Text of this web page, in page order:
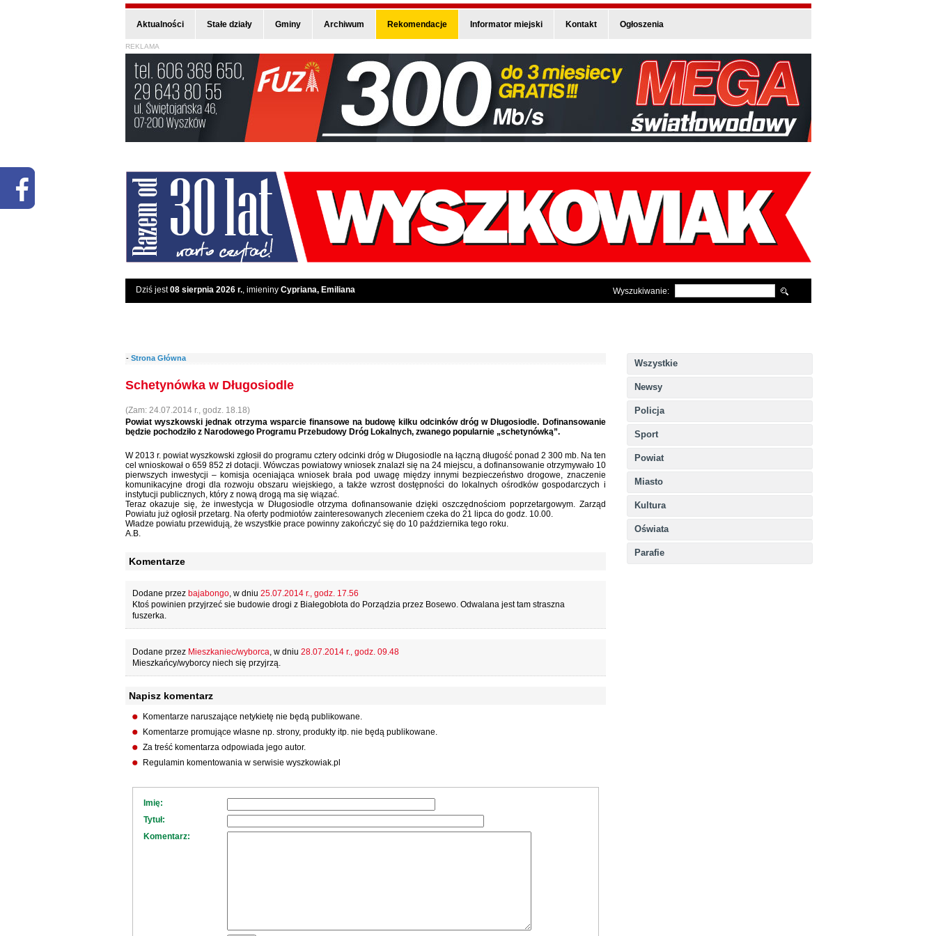
Aktualności Stałe działy Gminy Archiwum Rekomendacje Informator miejski Kontakt Ogłoszenia
REKLAMA
Dziś jest08 sierpnia 2026 r., imieniny Cypriana, Emiliana Wyszukiwanie:
Wszystkie
Newsy
Policja
Sport
Powiat
Miasto
Kultura
Oświata
Parafie
- Strona Główna
Schetynówka w Długosiodle
(Zam: 24.07.2014 r., godz. 18.18)
Powiat wyszkowski jednak otrzyma wsparcie finansowe na budowę kilku odcinków dróg w Długosiodle. Dofinansowanie
będzie pochodziło z Narodowego Programu Przebudowy Dróg Lokalnych, zwanego popularnie „schetynówką”.
W 2013 r. powiat wyszkowski zgłosił do programu cztery odcinki dróg w Długosiodle na łączną długość ponad 2 300 mb. Na ten
cel wnioskował o 659 852 zł dotacji. Wówczas powiatowy wniosek znalazł się na 24 miejscu, a dofinansowanie otrzymywało 10
pierwszych inwestycji – komisja oceniająca wniosek brała pod uwagę między innymi bezpieczeństwo drogowe, znaczenie
komunikacyjne drogi dla rozwoju obszaru wiejskiego, a także wzrost dostępności do lokalnych ośrodków gospodarczych i
instytucji publicznych, który z nową drogą ma się wiązać.
Teraz okazuje się, że inwestycja w Długosiodle otrzyma dofinansowanie dzięki oszczędnościom poprzetargowym. Zarząd
Powiatu już ogłosił przetarg. Na oferty podmiotów zainteresowanych zleceniem czeka do 21 lipca do godz. 10.00.
Władze powiatu przewidują, że wszystkie prace powinny zakończyć się do 10 października tego roku.
A.B.
Komentarze
Dodane przez bajabongo, w dniu 25.07.2014 r., godz. 17.56
Ktoś powinien przyjrzeć sie budowie drogi z Białegobłota do Porządzia przez Bosewo. Odwalana jest tam straszna
fuszerka.
Dodane przez Mieszkaniec/wyborca, w dniu 28.07.2014 r., godz. 09.48
Mieszkańcy/wyborcy niech się przyjrzą.
Napisz komentarz
Komentarze naruszające netykietę nie będą publikowane.
Komentarze promujące własne np. strony, produkty itp. nie będą publikowane.
Za treść komentarza odpowiada jego autor.
Regulamin komentowania w serwisie wyszkowiak.pl
Imię:
Tytuł:
Komentarz: